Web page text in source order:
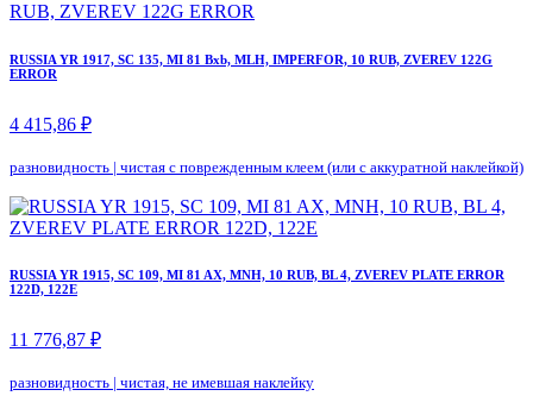
RUSSIA YR 1917, SC 135, MI 81 Bxb, MLH, IMPERFOR, 10 RUB, ZVEREV 122G
ERROR
4 415,86 ₽
разновидность | чистая с поврежденным клеем (или с аккуратной наклейкой)
RUSSIA YR 1915, SC 109, MI 81 AX, MNH, 10 RUB, BL 4, ZVEREV PLATE ERROR
122D, 122E
11 776,87 ₽
разновидность | чистая, не имевшая наклейку